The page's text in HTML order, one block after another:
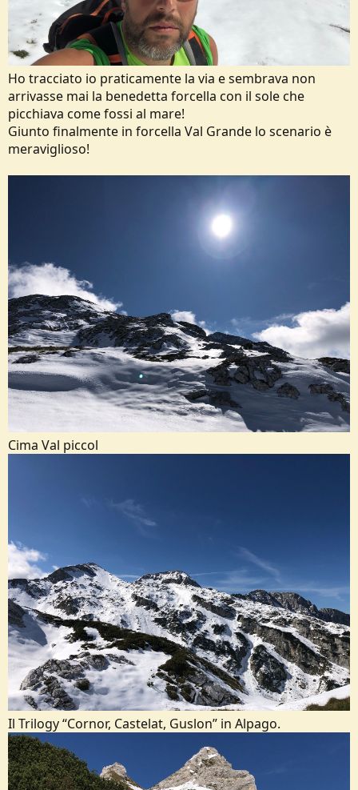
Ho tracciato io praticamente la via e sembrava non
arrivasse mai la benedetta forcella con il sole che
picchiava come fossi al mare!
Giunto finalmente in forcella Val Grande lo scenario è
meraviglioso!
Cima Val piccol
Il Trilogy “Cornor, Castelat, Guslon” in Alpago.